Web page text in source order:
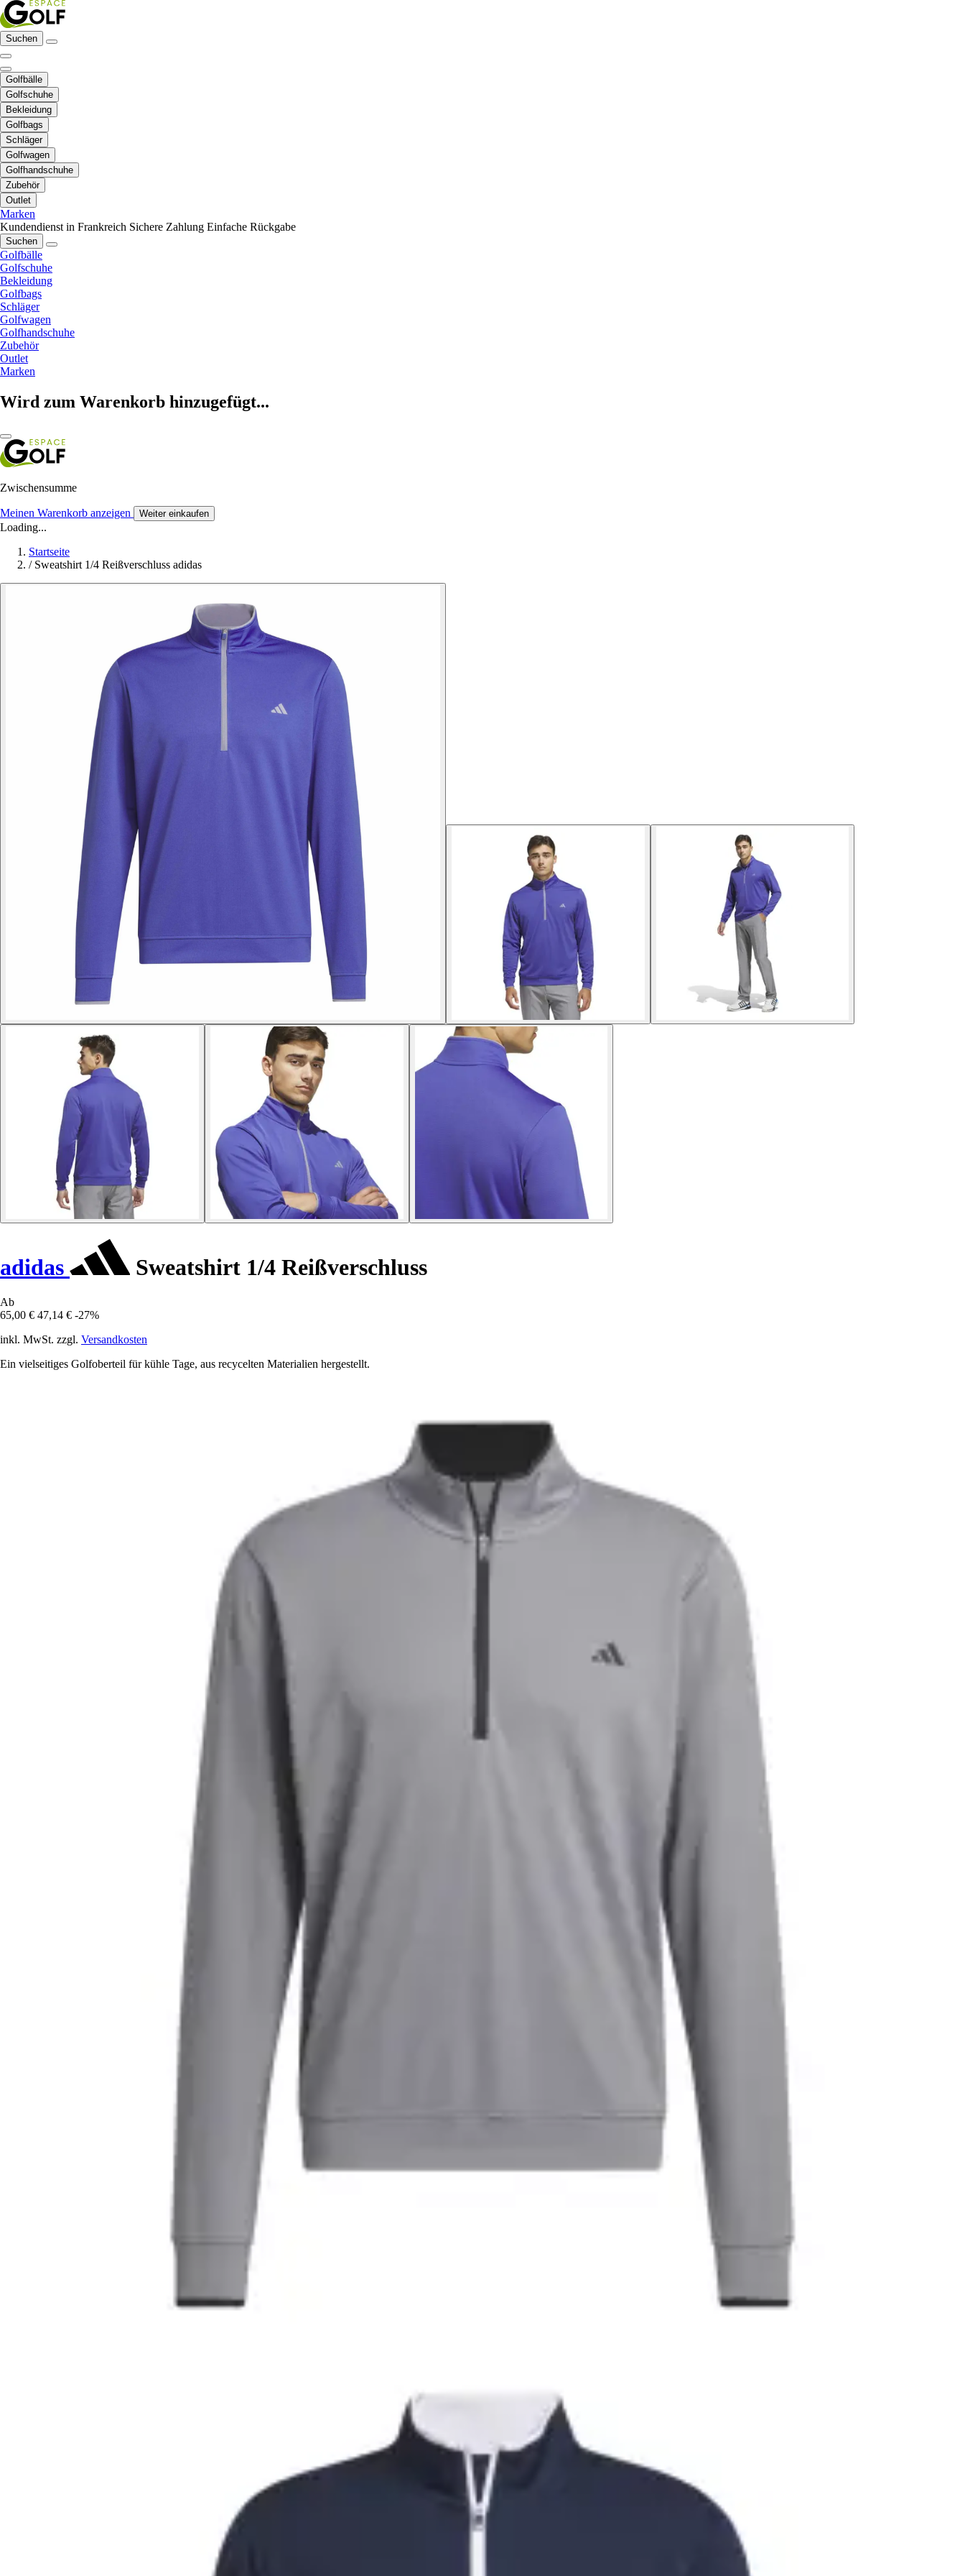
Suchen
Golfbälle
Golfschuhe
Bekleidung
Golfbags
Schläger
Golfwagen
Golfhandschuhe
Zubehör
Outlet
Marken
Kundendienst in Frankreich Sichere Zahlung Einfache Rückgabe
Suchen
Golfbälle
Golfschuhe
Bekleidung
Golfbags
Schläger
Golfwagen
Golfhandschuhe
Zubehör
Outlet
Marken
Wird zum Warenkorb hinzugefügt...
Zwischensumme
Meinen Warenkorb anzeigen Weiter einkaufen
Loading...
Startseite
/ Sweatshirt 1/4 Reißverschluss adidas
adidas Sweatshirt 1/4 Reißverschluss
Ab
65,00 € 47,14 € -27%
inkl. MwSt. zzgl. Versandkosten
Ein vielseitiges Golfoberteil für kühle Tage, aus recycelten Materialien hergestellt.